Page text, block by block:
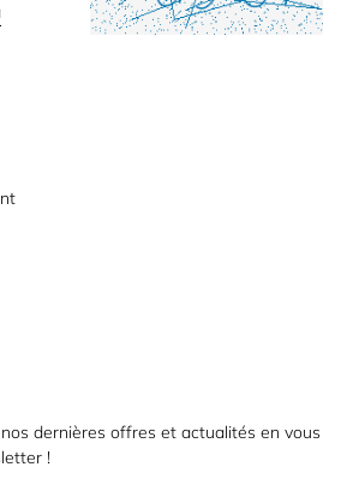
dernières offres et actualités en vous
!